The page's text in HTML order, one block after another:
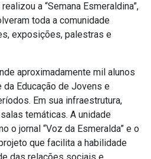
a “Semana Esmeraldina”,
toda a comunidade
exposições, palestras e
aproximadamente mil alunos
da Educação de Jovens e
Em sua infraestrutura,
temáticas. A unidade
o jornal “Voz da Esmeralda” e o
que facilita a habilidade